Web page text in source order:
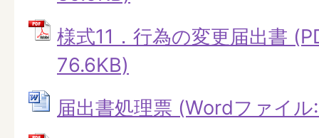
様式11．行為の変更届出書
76.6KB)
届出書処理票 (Wordファイ